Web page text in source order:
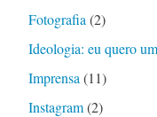
Fotografia (2)
Ideologia: eu quero
Imprensa (11)
Instagram(2)